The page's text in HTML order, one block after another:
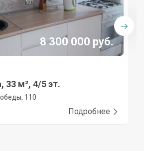
8 300 000 руб.
33 м², 4/5 эт.
110
Подробнее